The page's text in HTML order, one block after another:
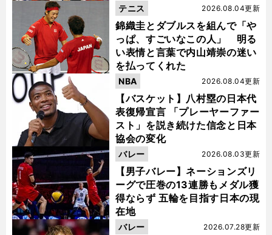
錦織圭とダブルスを組んで「や
っぱ、すごいなこの人」 明る
い表情と言葉で内山靖崇の迷い
を払ってくれた
2026.08.04更新
テニス
【バスケット】八村塁の日本代
表復帰宣言 「プレーヤーファー
スト」を説き続けた信念と日本
協会の変化
2026.08.04更新
NBA
【男子バレー】ネーションズリ
ーグで圧巻の13連勝もメダル獲
得ならず 五輪を目指す日本の現
在地
2026.08.03更新
バレー
2026.07.28更新
バレー